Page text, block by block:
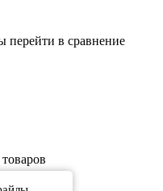
перейти в сравнение